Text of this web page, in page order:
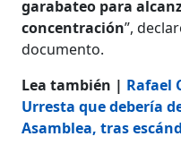
garabateo para
concentración”,
documento.
​​​​​​​Lea también | Rafael
Urresta que debería
Asamblea, tras